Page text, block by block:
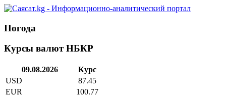
Погода
Курсы валют НБКР
09.08.2026
Курс
USD
87.45
EUR
100.77